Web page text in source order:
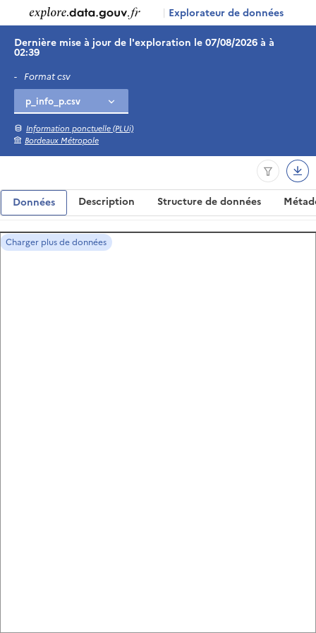
| Explorateur de données
Dernière mise à jour de l'exploration le 07/08/2026 à à
02:39
- Format csv
Information ponctuelle (PLUi)
Bordeaux Métropole
Données Description Structure de données
Charger plus de données